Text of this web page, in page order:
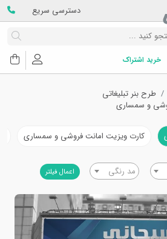
دسترسی سریع
خرید اشتراک
طرح بنر تبلیغاتی
و سمساری
کارت ویزیت امانت فروشی و سمساری
مد رنگی اعمال فیلتر